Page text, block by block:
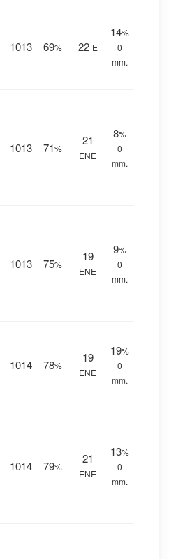
1013 69% 22 E
14%
0
mm.
1013 71%
21
ENE
8%
0
mm.
1013 75%
19
ENE
9%
0
mm.
1014 78%
19
ENE
19%
0
mm.
1014 79%
21
ENE
13%
0
mm.